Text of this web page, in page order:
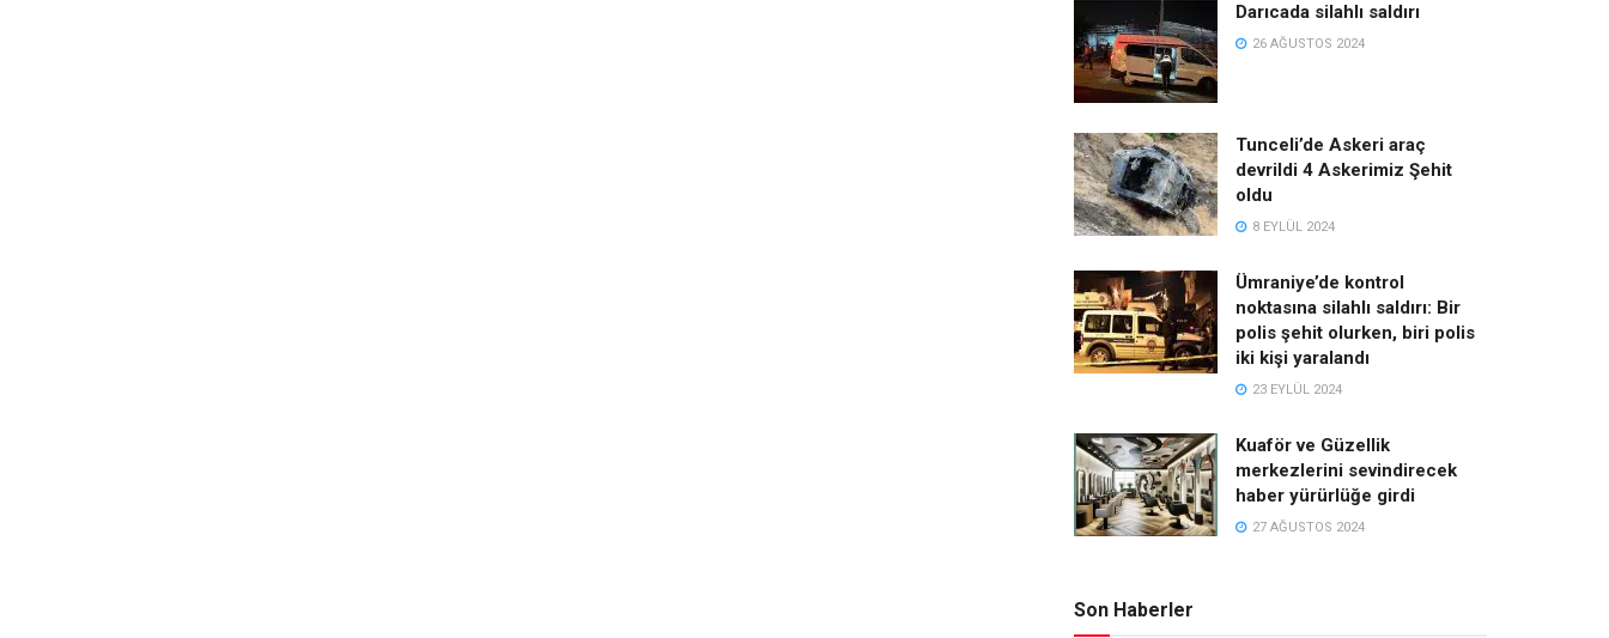
Darıcada silahlı saldırı
26 AĞUSTOS 2024
Tunceli’de Askeri araç
devrildi 4 Askerimiz Şehit
oldu
8 EYLÜL 2024
Ümraniye’de kontrol
noktasına silahlı saldırı: Bir
polis şehit olurken, biri polis
iki kişi yaralandı
23 EYLÜL 2024
Kuaför ve Güzellik
merkezlerini sevindirecek
haber yürürlüğe girdi
27 AĞUSTOS 2024
Son Haberler